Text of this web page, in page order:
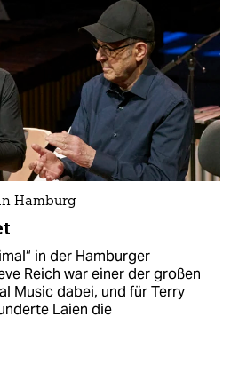
Hamburg
in der Hamburger
Reich war einer der großen
Music dabei, und für Terry
Laien die